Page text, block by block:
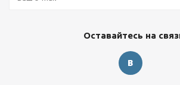
Оставайтесь на